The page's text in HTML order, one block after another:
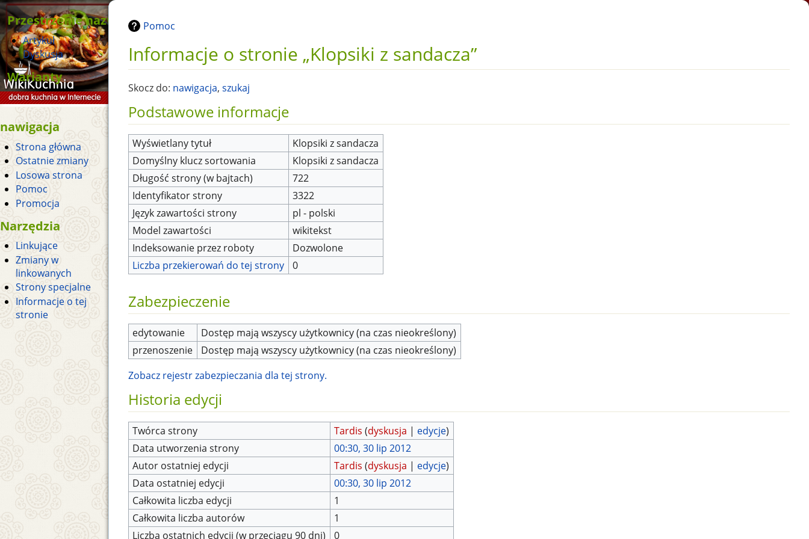
Pomoc
Informacje o stronie „Klopsiki z sandacza”
Skocz do: nawigacja, szukaj
Podstawowe informacje
Wyświetlany tytuł
Klopsiki z sandacza
Domyślny klucz sortowania
Klopsiki z sandacza
Długość strony (w bajtach)
722
Identyfikator strony
3322
Język zawartości strony
pl - polski
Model zawartości
wikitekst
Indeksowanie przez roboty
Dozwolone
Liczba przekierowań do tej strony
0
Zabezpieczenie
edytowanie
Dostęp mają wszyscy użytkownicy (na czas nieokreślony)
przenoszenie
Dostęp mają wszyscy użytkownicy (na czas nieokreślony)
Zobacz rejestr zabezpieczania dla tej strony.
Historia edycji
Twórca strony Tardis (dyskusja | edycje)
Data utworzenia strony
00:30, 30 lip 2012
Autor ostatniej edycji
Tardis (dyskusja | edycje)
Data ostatniej edycji
00:30, 30 lip 2012
Całkowita liczba edycji
1
Całkowita liczba autorów
1
Liczba ostatnich edycji (w przeciągu 90 dni)
0
Przestrzenie nazw
Artykuł
Dyskusja
Warianty
nawigacja
Strona główna
Ostatnie zmiany
Losowa strona
Pomoc
Promocja
Narzędzia
Linkujące
Zmiany w
linkowanych
Strony specjalne
Informacje o tej
stronie